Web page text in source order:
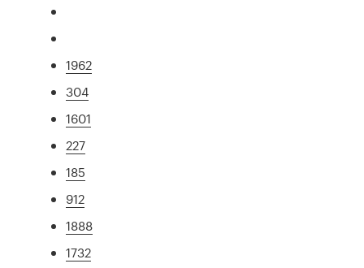
1962
304
1601
227
185
912
1888
1732